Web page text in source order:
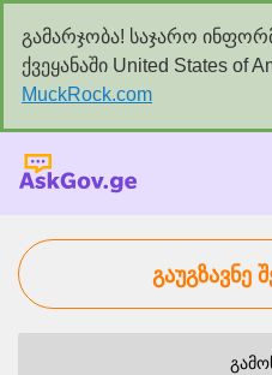
გამარჯობა! საჯარო
ქვეყანაში United States of
MuckRock.com
გაუგზავნე